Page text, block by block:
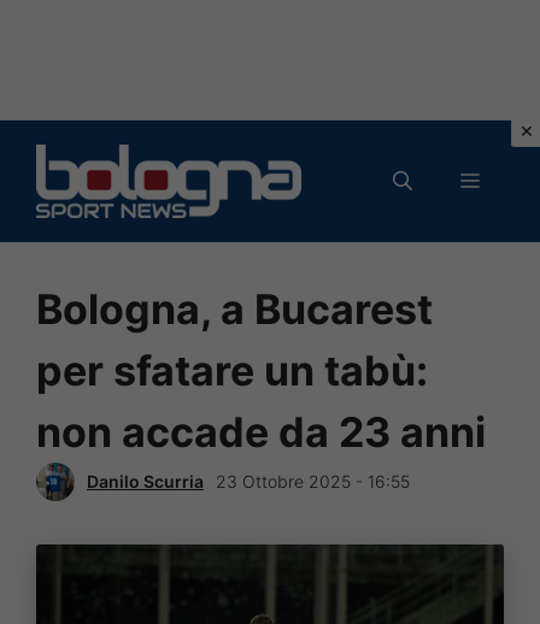
contenuto
MENU
Bologna, a Bucarest
per sfatare un tabù:
non accade da 23 anni
Danilo Scurria 23 Ottobre 2025 - 16:55